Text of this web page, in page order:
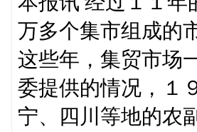
万多个集市组成的
这些年，集贸市场
委提供的情况，１
宁、四川等地的农